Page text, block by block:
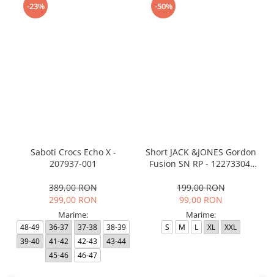
-23%
Saboti Crocs Echo X -
207937-001
389,00 RON
299,00 RON
Marime:
48-49 36-37 37-38
38-39
39-40
41-42 42-43
43-44
45-46
46-47
-50%
Short JACK &JONES Gordon
Fusion SN RP - 12273304-
199,00 RON
99,00 RON
Marime:
S M L XL XXL